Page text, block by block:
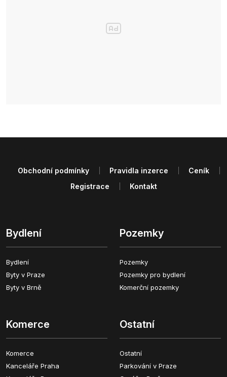
Bydlení
Bydlení
Byty v Praze
Byty v Brně
Pozemky
Pozemky
Pozemky pro bydlení
Komerční pozemky
Komerce
Komerce
Kanceláře Praha
Ostatní
Ostatní
Parkování v Praze
Obchodní podmínky Pravidla inzerce
Ceník
Registrace
Kontakt